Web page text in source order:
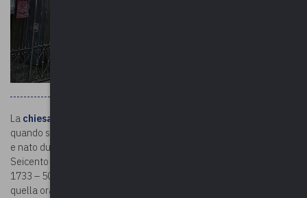
La chiesa di Maria Santissima Immacolata
quando si hanno notizie di un edificio di culto dedicato a San Rocco
e nato durante la peste. In seguito alla nuova epidemia del
Seicento la chiesa subì modifiche, per essere poi ricostruita tra il
1733 – 50. Al termine dei lavori seguì una nuova intitolazione,
quella ora in uso. Sita nella frazione Nasca, la chiesa si presenta